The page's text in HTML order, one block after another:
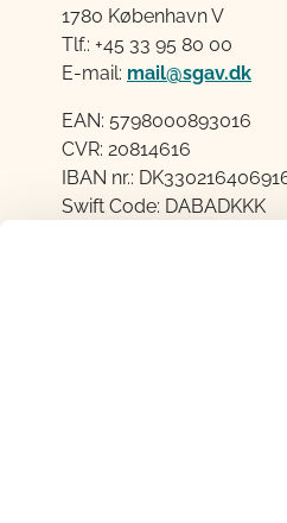
1780 København V
Tlf.: +45 33 95 80 00
E-mail: mail@sgav.dk
EAN: 5798000893016
CVR: 20814616
IBAN nr.:
Swift Code: DABADKKK
Mandag – Torsdag fra